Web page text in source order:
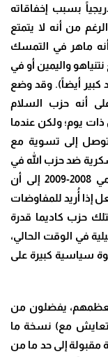
بسبب إخفاقاته
من أنه لا يتمتع
ماهر في التمسك
واليمين أو في
كبير أيضاً). وقد وضع
أنه حزب السلام
ذات يوم؛ ولكن عندما
إلى تسوية مع
ضد حزب الله في
صيف عام 2006 وضد حماس في شتاء عامي 2008-2009 إلى أن
إذا أُريد للمفاوضات
حزب كاديما قدرة
في الوقت الحالي،
سياسية كبيرة على
معظمهم، يفضلون من
مع) نسخة ما
مقبولة إلى حد ما من